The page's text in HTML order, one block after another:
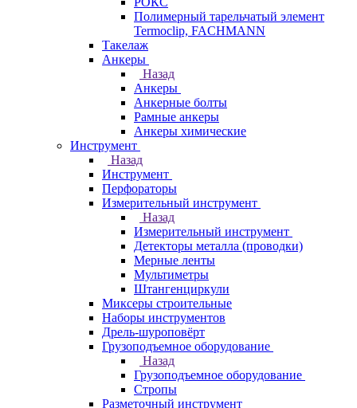
Полимерный тарельчатый элемент
Termoclip, FACHMANN
Такелаж
Анкеры
Назад
Анкеры
Анкерные болты
Рамные анкеры
Анкеры химические
Инструмент
Назад
Инструмент
Перфораторы
Измерительный инструмент
Назад
Измерительный инструмент
Детекторы металла (проводки)
Мерные ленты
Мультиметры
Штангенциркули
Миксеры строительные
Наборы инструментов
Дрель-шуроповёрт
Грузоподъемное оборудование
Назад
Грузоподъемное оборудование
Стропы
Разметочный инструмент